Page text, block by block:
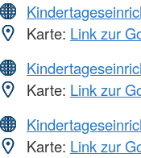
Karte: Link zur
Karte: Link zur
Karte: Link zur